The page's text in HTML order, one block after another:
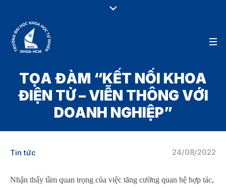
TỌA ĐÀM “KẾT NỐI KHOA
ĐIỆN TỬ – VIỄN THÔNG VỚI
DOANH NGHIỆP”
24/08/2022
Tin tức
Nhận thấy tầm quan trọng của việc tăng cường quan hệ hợp tác,